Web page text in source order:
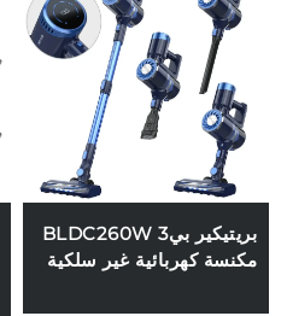
بريتيكير بي3 BLDC260W
مكنسة كهربائية غير سلكية